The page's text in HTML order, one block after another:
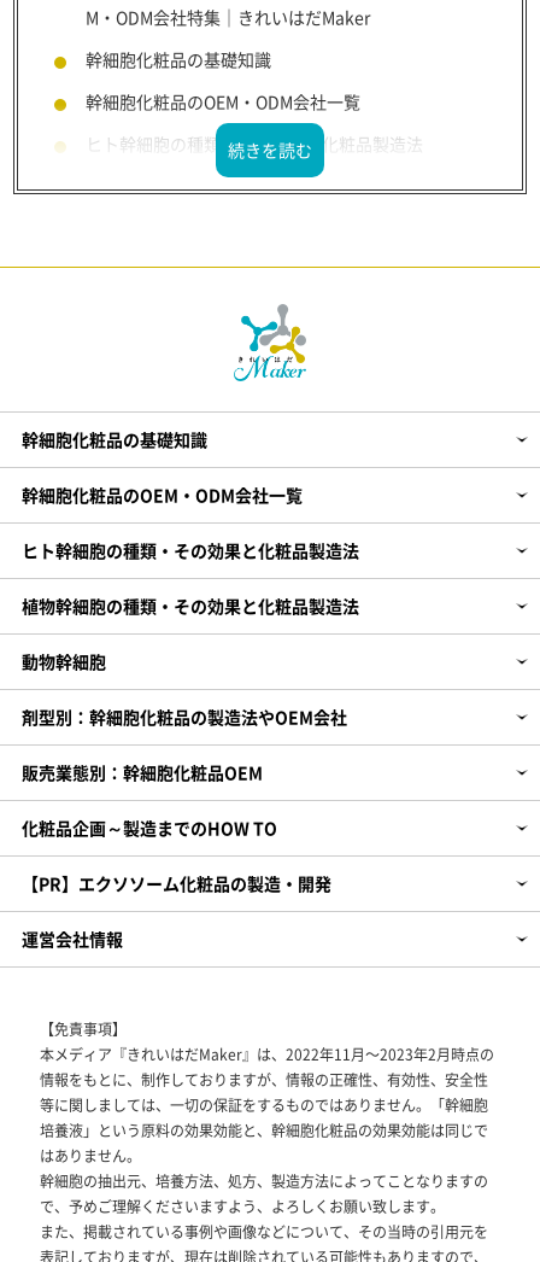
M・ODM会社特集｜きれいはだMaker
幹細胞化粧品の基礎知識
幹細胞化粧品のOEM・ODM会社一覧
ヒト幹細胞の種類・その効果と化粧品製造法
植物幹細胞の種類・その効果と化粧品製造法
剤型別：幹細胞化粧品の製造法やOEM会社
販売業態別：幹細胞化粧品OEM
化粧品企画～製造までのHOW TO
幹細胞化粧品の基礎知識
幹細胞化粧品のOEM・ODM会社一覧
ヒト幹細胞の種類・その効果と化粧品製造法
植物幹細胞の種類・その効果と化粧品製造法
動物幹細胞
剤型別：幹細胞化粧品の製造法やOEM会社
販売業態別：幹細胞化粧品OEM
化粧品企画～製造までのHOW TO
【PR】エクソソーム化粧品の製造・開発
運営会社情報
【免責事項】
本メディア『きれいはだMaker』は、2022年11月～2023年2月時点の
情報をもとに、制作しておりますが、情報の正確性、有効性、安全性
等に関しましては、一切の保証をするものではありません。「幹細胞
培養液」という原料の効果効能と、幹細胞化粧品の効果効能は同じで
はありません。
幹細胞の抽出元、培養方法、処方、製造方法によってことなりますの
で、予めご理解くださいますよう、よろしくお願い致します。
また、掲載されている事例や画像などについて、その当時の引用元を
表記しておりますが、現在は削除されている可能性もありますので、